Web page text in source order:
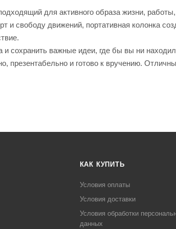
для активного образа жизни,
и свободу движений, портативная колонка
и сохранить важные идеи, где бы вы ни
презентабельно и готово к вручению.
КАК КУПИТЬ
Условия оплаты
Условия доставки
Условия обработки
данных